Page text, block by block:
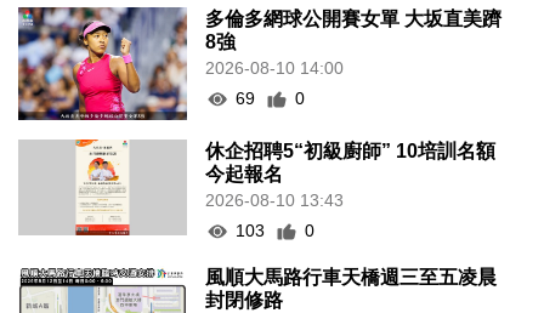
多倫多網球公開賽女單 大坂直美躋
8強
2026-08-10 14:00
69
0
休企招聘5“初級廚師” 10培訓名額
今起報名
2026-08-10 13:43
103
0
風順大馬路行車天橋週三至五凌晨
封閉修路